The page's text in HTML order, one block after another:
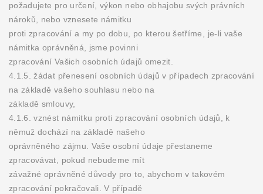
požadujete pro určení, výkon nebo obhajobu svých právních
nároků, nebo vznesete námitku
proti zpracování a my po dobu, po kterou šetříme, je-li vaše
námitka oprávněná, jsme povinni
zpracování Vašich osobních údajů omezit.
4.1.5. žádat přenesení osobních údajů v případech zpracování
na základě vašeho souhlasu nebo na
základě smlouvy,
4.1.6. vznést námitku proti zpracování osobních údajů, k
němuž dochází na základě našeho
oprávněného zájmu. Vaše osobní údaje přestaneme
zpracovávat, pokud nebudeme mít
závažné oprávněné důvody pro to, abychom v takovém
zpracování pokračovali. V případě